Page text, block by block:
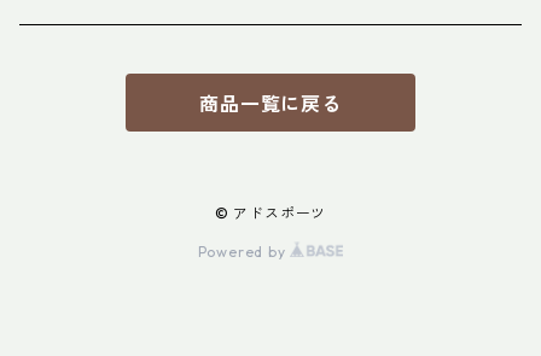
商品一覧に戻る
© アドスポーツ
Powered by